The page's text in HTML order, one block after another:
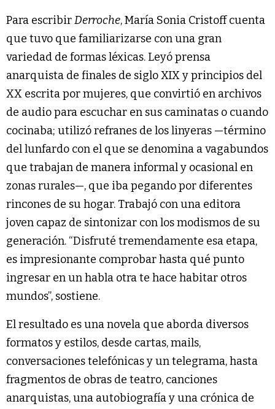
Para escribirDerroche, María Sonia Cristoff cuenta
que tuvo que familiarizarse con una gran
variedad de formas léxicas. Leyó prensa
anarquista de finales de siglo XIX y principios del
XX escrita por mujeres, que convirtió en archivos
de audio para escuchar en sus caminatas o cuando
cocinaba; utilizó refranes de los linyeras —término
del lunfardo con el que se denomina a vagabundos
que trabajan de manera informal y ocasional en
zonas rurales—, que iba pegando por diferentes
rincones de su hogar. Trabajó con una editora
joven capaz de sintonizar con los modismos de su
generación. “Disfruté tremendamente esa etapa,
es impresionante comprobar hasta qué punto
ingresar en un habla otra te hace habitar otros
mundos”, sostiene.
El resultado es una novela que aborda diversos
formatos y estilos, desde cartas, mails,
conversaciones telefónicas y un telegrama, hasta
fragmentos de obras de teatro, canciones
anarquistas, una autobiografía y una crónica de